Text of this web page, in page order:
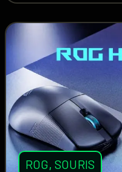
ROG,SOURIS